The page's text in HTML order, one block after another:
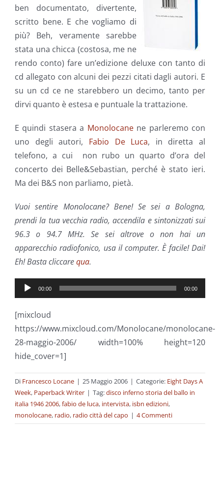
ben documentato, divertente,
scritto bene. E che vogliamo di
più? Beh, veramente sarebbe
stata una chicca (costosa, me ne
rendo conto) fare un’edizione deluxe con tanto di
cd allegato con alcuni dei pezzi citati dagli autori. E
su un cd ce ne starebbero un decimo, tanto per
dirvi quanto è estesa e puntuale la trattazione.
E quindi stasera a Monolocanene parleremo con
uno degli autori, Fabio De Luca, in diretta al
telefono, a cui non rubo un quarto d’ora del
concerto dei Belle&Sebastian, perché è stato ieri.
Ma dei B&S non parliamo, pietà.
Vuoi sentire Monolocane? Bene! Se sei a Bologna,
prendi la tua vecchia radio, accendila e sintonizzati sui
96.3 o 94.7 MHz. Se sei altrove o non hai un
apparecchio radiofonico, usa il computer. È facile! Dai!
Eh! Basta cliccarequa.
Audio
Player
00:00 00:00
[mixcloud
https://www.mixcloud.com/Monolocane/monolocane-
28-maggio-2006/ width=100% height=120
hide_cover=1]
Di Francesco Locane | 25 Maggio 2006 | Categorie: Eight Days A
Week, Paperback Writer | Tag:disco inferno storia del ballo in
italia 1946 2006,fabio de luca, intervista, isbn edizioni,
monolocane, radio, radio città del capo | 4 Commenti